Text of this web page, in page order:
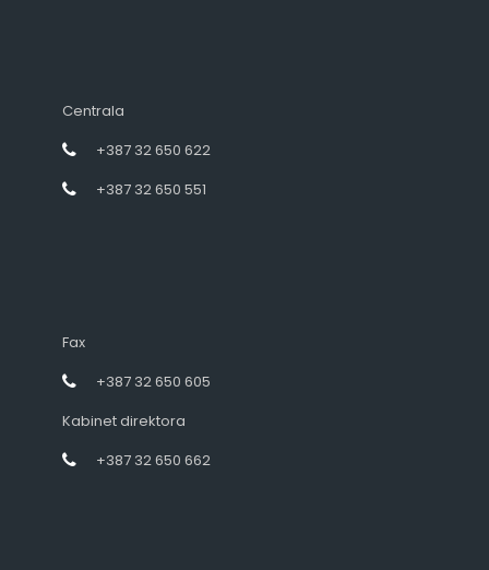
Centrala
+387 32 650 622
+387 32 650 551
Fax
+387 32 650 605
Kabinet direktora
+387 32 650 662